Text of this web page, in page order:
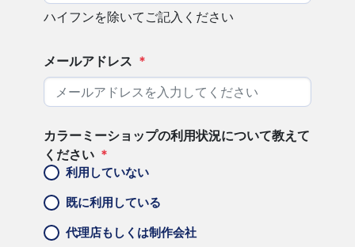
ハイフンを除いてご記入ください
メールアドレス *
カラーミーショップの利用状況について教えて
ください *
利用していない
既に利用している
代理店もしくは制作会社